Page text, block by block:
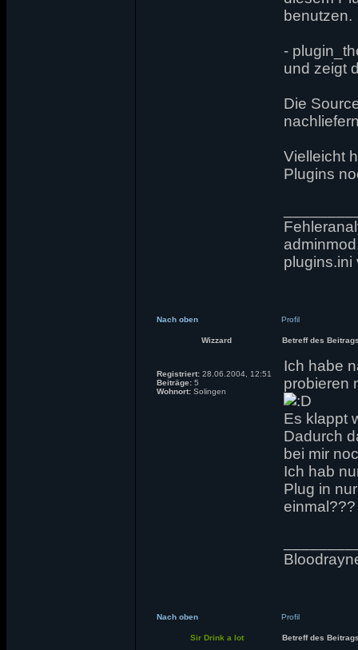
benutzen.
-
und zeigt
Die
Vielleicht
Plugins
Nach oben Profil
Wizzard Betreff des
Registriert: 28.06.2004, 12:51
Beiträge: 5
Wohnort: Solingen
Ich habe
probieren
Es klappt
Dadurch
bei mir
Ich hab
Plug in
einmal???
Nach oben Profil
Sir Drink a lot Betreff des